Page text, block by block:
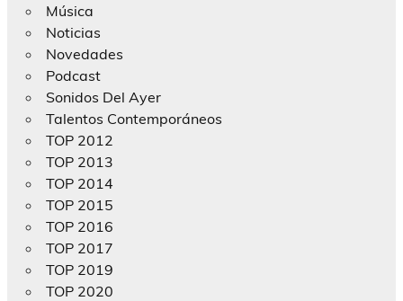
Música
Noticias
Novedades
Podcast
Sonidos Del Ayer
Talentos Contemporáneos
TOP 2012
TOP 2013
TOP 2014
TOP 2015
TOP 2016
TOP 2017
TOP 2019
TOP 2020